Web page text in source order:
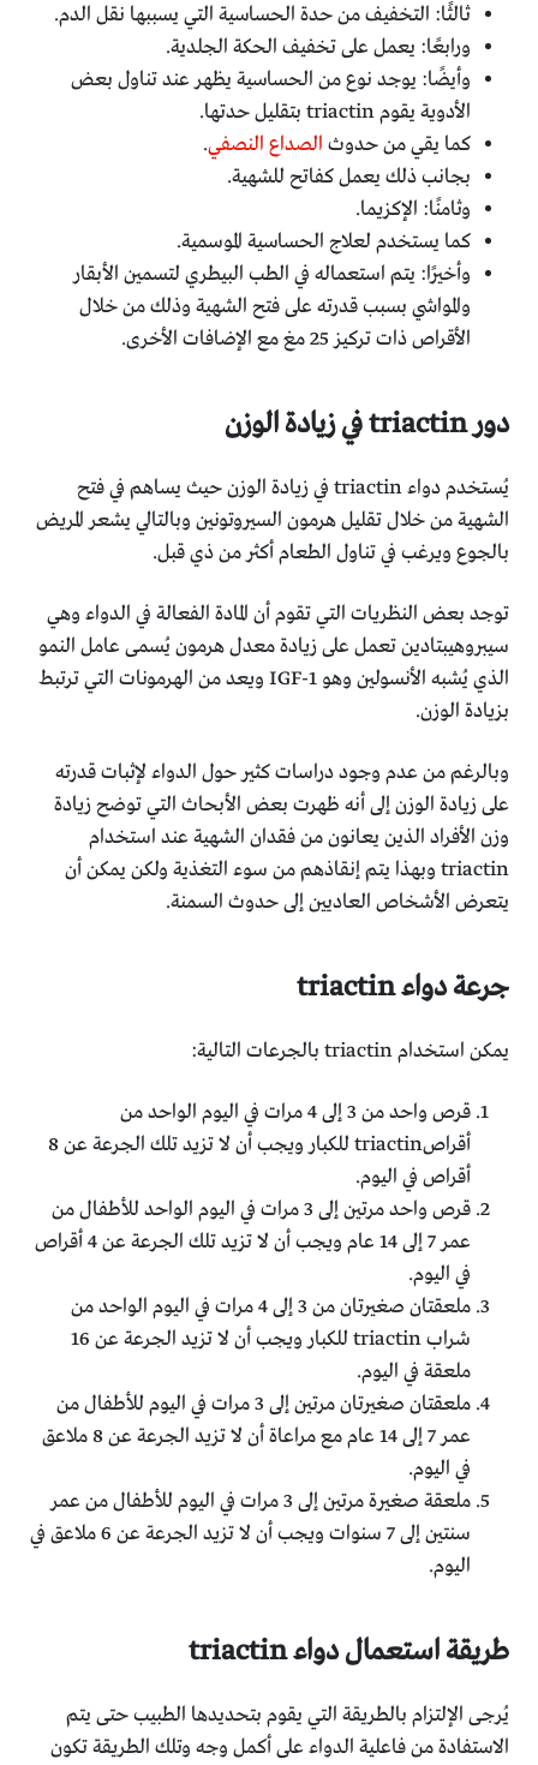
ثالثًا: التخفيف من حدة الحساسية التي يسببها نقل الدم.
ورابعًا: يعمل على تخفيف الحكة الجلدية.
وأيضًا: يوجد نوع من الحساسية يظهر عند تناول بعض
الأدوية يقوم triactin بتقليل حدتها.
كما يقي من حدوث الصداع النصفي.
بجانب ذلك يعمل كفاتح للشهية.
وثامنًا: الإكزيما.
كما يستخدم لعلاج الحساسية الموسمية.
وأخيرًا: يتم استعماله في الطب البيطري لتسمين الأبقار
والمواشي بسبب قدرته على فتح الشهية وذلك من خلال
الأقراص ذات تركيز 25 مغ مع الإضافات الأخرى.
دور triactin في زيادة الوزن
يُستخدم دواء triactin في زيادة الوزن حيث يساهم في فتح
الشهية من خلال تقليل هرمون السيروتونين وبالتالي يشعر المريض
بالجوع ويرغب في تناول الطعام أكثر من ذي قبل.
توجد بعض النظريات التي تقوم أن المادة الفعالة في الدواء وهي
سيبروهيبتادين تعمل على زيادة معدل هرمون يُسمى عامل النمو
الذي يُشبه الأنسولين وهو IGF-1 ويعد من الهرمونات التي ترتبط
بزيادة الوزن.
وبالرغم من عدم وجود دراسات كثير حول الدواء لإثبات قدرته
على زيادة الوزن إلى أنه ظهرت بعض الأبحاث التي توضح زيادة
وزن الأفراد الذين يعانون من فقدان الشهية عند استخدام
triactin وبهذا يتم إنقاذهم من سوء التغذية ولكن يمكن أن
يتعرض الأشخاص العاديين إلى حدوث السمنة.
جرعة دواء triactin
يمكن استخدام triactin بالجرعات التالية:
قرص واحد من 3 إلى 4 مرات في اليوم الواحد من
أقراصtriactin للكبار ويجب أن لا تزيد تلك الجرعة عن 8
أقراص في اليوم.
قرص واحد مرتين إلى 3 مرات في اليوم الواحد للأطفال من
عمر 7 إلى 14 عام ويجب أن لا تزيد تلك الجرعة عن 4 أقراص
في اليوم.
ملعقتان صغيرتان من 3 إلى 4 مرات في اليوم الواحد من
شراب triactin للكبار ويجب أن لا تزيد الجرعة عن 16
ملعقة في اليوم.
ملعقتان صغيرتان مرتين إلى 3 مرات في اليوم للأطفال من
عمر 7 إلى 14 عام مع مراعاة أن لا تزيد الجرعة عن 8 ملاعق
في اليوم.
ملعقة صغيرة مرتين إلى 3 مرات في اليوم للأطفال من عمر
سنتين إلى 7 سنوات ويجب أن لا تزيد الجرعة عن 6 ملاعق في
اليوم.
طريقة استعمال دواء triactin
يُرجى الإلتزام بالطريقة التي يقوم بتحديدها الطبيب حتى يتم
الاستفادة من فاعلية الدواء على أكمل وجه وتلك الطريقة تكون